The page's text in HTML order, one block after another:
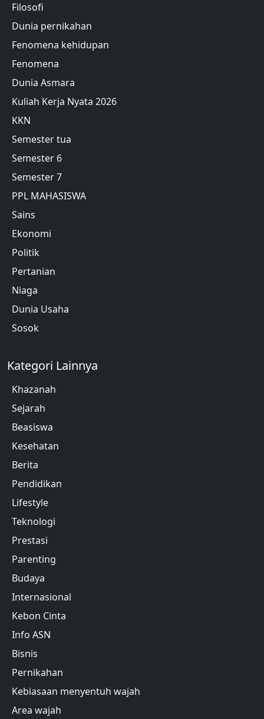
Filosofi
Dunia pernikahan
Fenomena kehidupan
Fenomena
Dunia Asmara
Kuliah Kerja Nyata 2026
KKN
Semester tua
Semester 6
Semester 7
PPL MAHASISWA
Sains
Ekonomi
Politik
Pertanian
Niaga
Dunia Usaha
Sosok
Kategori Lainnya
Khazanah
Sejarah
Beasiswa
Kesehatan
Berita
Pendidikan
Lifestyle
Teknologi
Prestasi
Parenting
Budaya
Internasional
Kebon Cinta
Info ASN
Bisnis
Pernikahan
Kebiasaan menyentuh wajah
Area wajah